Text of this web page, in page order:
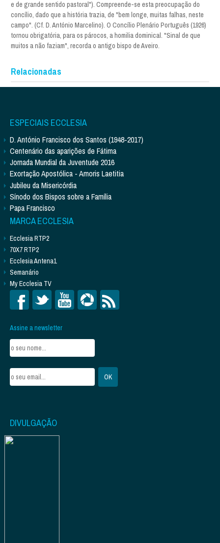
e de grande sentido pastoral"). Compreende-se esta preocupação do
concílio, dado que a história trazia, de "bem longe, muitas falhas, neste
campo". (Cf. D. António Marcelino). O Concílio Plenário Português (1926)
tornou obrigatória, para os párocos, a homilia dominical. "Sinal de que
muitos a não faziam", recorda o antigo bispo de Aveiro.
Relacionadas
ESPECIAIS ECCLESIA
D. António Francisco dos Santos (1948-2017)
Centenário das aparições de Fátima
Jornada Mundial da Juventude 2016
Exortação Apostólica - Amoris Laetitia
Jubileu da Misericórdia
Sínodo dos Bispos sobre a Família
Papa Francisco
MARCA ECCLESIA
Ecclesia RTP2
70X7 RTP2
Ecclesia Antena1
Semanário
My Ecclesia TV
Assine a newsletter
DIVULGAÇÃO